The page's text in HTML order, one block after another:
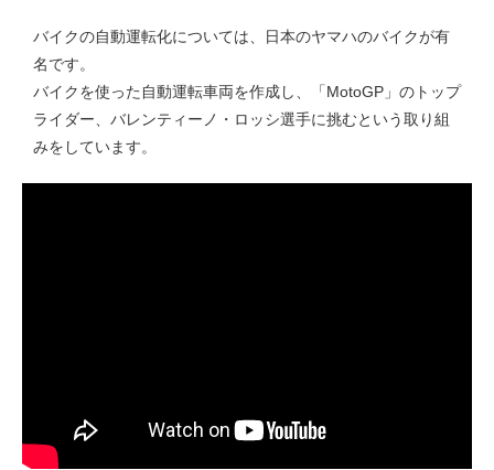
バイクの自動運転化については、日本のヤマハのバイクが有
名です。
バイクを使った自動運転車両を作成し、「MotoGP」のトップ
ライダー、バレンティーノ・ロッシ選手に挑むという取り組
みをしています。